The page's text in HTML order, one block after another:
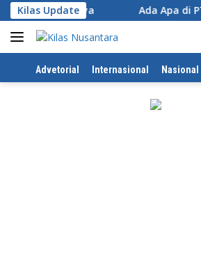
Langsung
ke
konten
Kilas Update Ada Apa di PT Elang
Home
Advetorial Internasional Nasional